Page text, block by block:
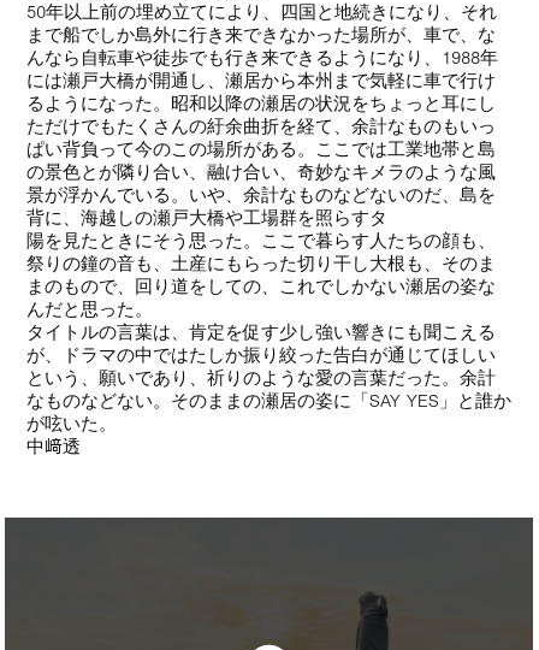
50年以上前の埋め立てにより、四国と地続きになり、それ
まで船でしか島外に行き来できなかった場所が、車で、な
んなら自転車や徒歩でも行き来できるようになり、1988年
には瀬戸大橋が開通し、瀬居から本州まで気軽に車で行け
るようになった。昭和以降の瀬居の状況をちょっと耳にし
ただけでもたくさんの紆余曲折を経て、余計なものもいっ
ぱい背負って今のこの場所がある。ここでは工業地帯と島
の景色とが隣り合い、融け合い、奇妙なキメラのような風
景が浮かんでいる。いや、余計なものなどないのだ、島を
背に、海越しの瀬戸大橋や工場群を照らすタ
陽を見たときにそう思った。ここで暮らす人たちの顔も、
祭りの鐘の音も、土産にもらった切り干し大根も、そのま
まのもので、回り道をしての、これでしかない瀬居の姿な
んだと思った。
タイトルの言葉は、肯定を促す少し強い響きにも聞こえる
が、ドラマの中ではたしか振り絞った告白が通じてほしい
という、願いであり、祈りのような愛の言葉だった。余計
なものなどない。そのままの瀬居の姿に「SAY YES」と誰か
が呟いた。
中﨑透